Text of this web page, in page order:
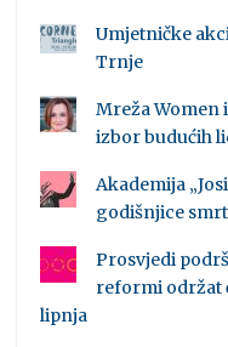
Umjetničke
Trnje
Mreža Women
izbor budućih
Akademija
godišnjice
Prosvjedi
reformi održat
lipnja